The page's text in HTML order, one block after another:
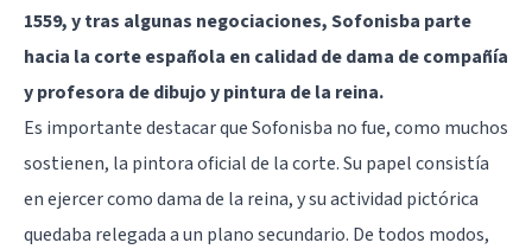
1559, y tras algunas negociaciones, Sofonisba parte
hacia la corte española en calidad de dama de compañía
y profesora de dibujo y pintura de la reina.
Es importante destacar que Sofonisba no fue, como muchos
sostienen, la pintora oficial de la corte. Su papel consistía
en ejercer como dama de la reina, y su actividad pictórica
quedaba relegada a un plano secundario. De todos modos,